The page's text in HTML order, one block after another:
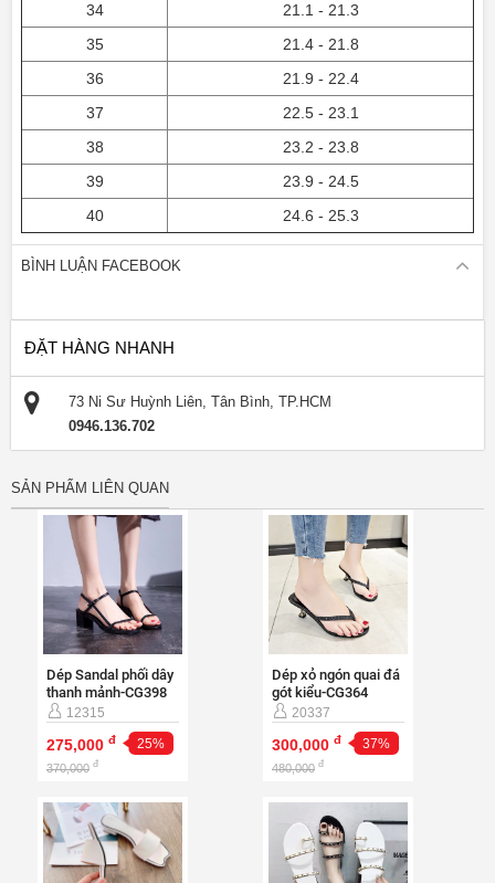
34
21.1 - 21.3
35
21.4 - 21.8
36
21.9 - 22.4
37
22.5 - 23.1
38
23.2 - 23.8
39
23.9 - 24.5
40
24.6 - 25.3
BÌNH LUẬN FACEBOOK
ĐẶT HÀNG NHANH
73 Ni Sư Huỳnh Liên, Tân Bình, TP.HCM
0946.136.702
SẢN PHẨM LIÊN QUAN
Dép Sandal phối dây
thanh mảnh-CG398
275,000 đ 25%
370,000 đ
12315
Dép xỏ ngón quai đá
gót kiểu-CG364
300,000 đ 37%
480,000 đ
20337